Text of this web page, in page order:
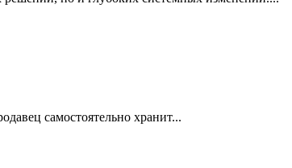
самостоятельно хранит...